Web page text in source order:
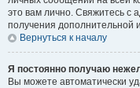
это вам лично. Свяжитесь с
получения дополнительной
Вернуться к началу
Я постоянно получаю
Вы можете автоматически